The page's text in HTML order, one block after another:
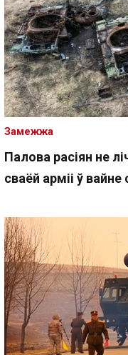
Палова расіян не
сваёй арміі ў
Замежжа